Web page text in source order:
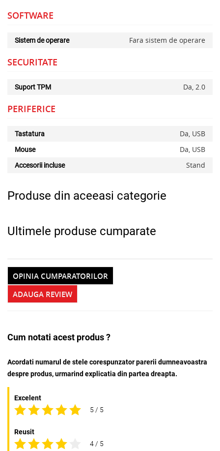
SOFTWARE
Sistem de operare Fara sistem de operare
SECURITATE
Suport TPM Da, 2.0
PERIFERICE
Tastatura Da, USB
Mouse Da, USB
Accesorii incluse Stand
Produse din aceeasi categorie
Ultimele produse cumparate
ADAUGA REVIEW
OPINIA CUMPARATORILOR
Cum notati acest produs ?
Acordati numarul de stele corespunzator parerii dumneavoastra
despre produs, urmarind explicatia din partea dreapta.
Excelent
5 / 5
Reusit
4 / 5